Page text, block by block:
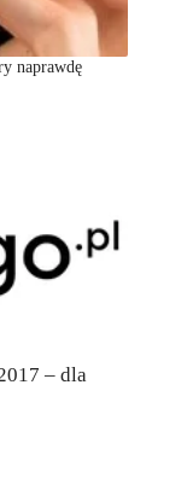
naprawdę
– dla